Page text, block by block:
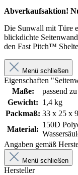
Abverkaufsaktion!
Die Sunwall mit Türe
blickdichte
den Fast Pitch™
Menü schließen
Eigenschaften
Maße:
passend
Gewicht: 1,4 kg
Packmaß: 33 x 25 x
Material:
150D
Angaben gemäß
Menü schließen
Hersteller